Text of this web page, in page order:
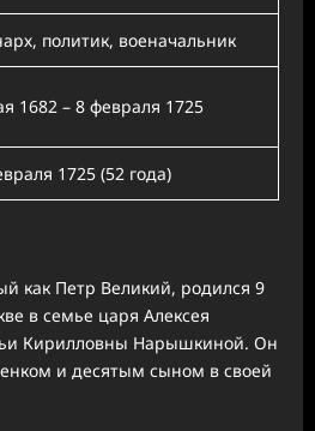
политик, военачальник
1682 – 8 февраля 1725
1725 (52 года)
как Петр Великий, родился 9
в семье царя Алексея
Кирилловны Нарышкиной. Он
и десятым сыном в своей